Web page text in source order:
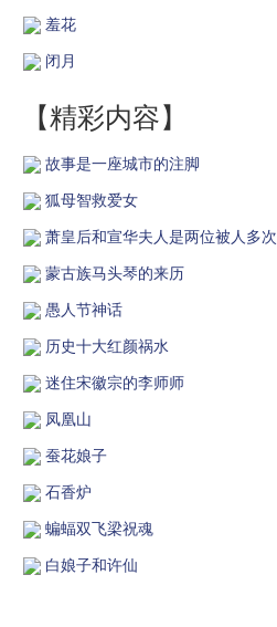
羞花
闭月
【精彩内容】
故事是一座城市的注脚
狐母智救爱女
萧皇后和宣华夫人是两位被人多
蒙古族马头琴的来历
愚人节神话
历史十大红颜祸水
迷住宋徽宗的李师师
凤凰山
蚕花娘子
石香炉
蝙蝠双飞梁祝魂
白娘子和许仙